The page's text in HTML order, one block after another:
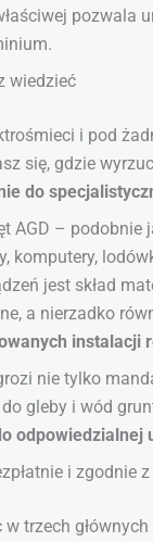
pozwala
wiedzieć
i pod
się, gdzie
do
AGD –
komputery,
jest skład
a nierzadko
instalacji
nie tylko
gleby i wód
odpowiedzialnej
i zgodnie
trzech